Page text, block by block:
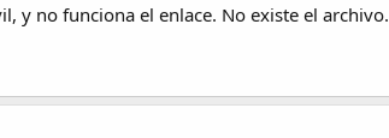
y no funciona el enlace. No existe el archivo.